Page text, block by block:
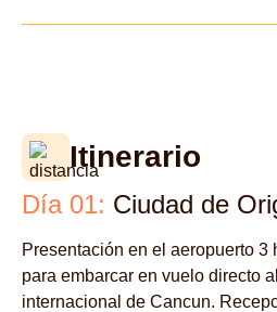
Itinerario
Día 01: Ciudad de
Presentación en el aeropuerto 3
para embarcar en vuelo directo
internacional de Cancun.